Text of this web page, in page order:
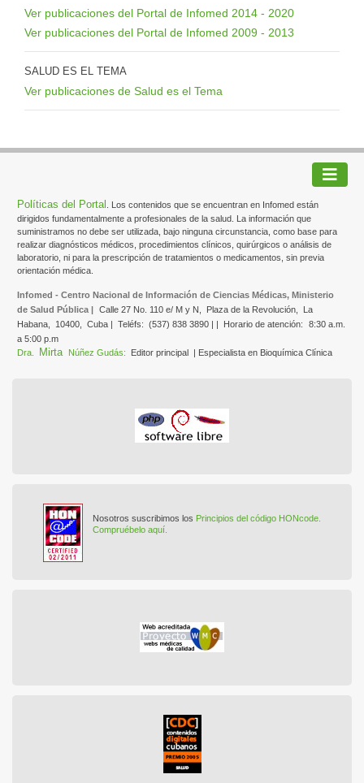
Ver publicaciones del Portal de Infomed 2014 - 2020
Ver publicaciones del Portal de Infomed 2009 - 2013
SALUD ES EL TEMA
Ver publicaciones de Salud es el Tema
Políticas del Portal . Los contenidos que se encuentran en Infomed están
dirigidos fundamentalmente a profesionales de la salud. La información que
suministramos no debe ser utilizada, bajo ninguna circunstancia, como base para
realizar diagnósticos médicos, procedimientos clínicos, quirúrgicos o análisis de
laboratorio, ni para la prescripción de tratamientos o medicamentos, sin previa
orientación médica.
Infomed - Centro Nacional de Información de Ciencias Médicas, Ministerio
de Salud Pública | Calle 27 No. 110 e/ M y N, Plaza de la Revolución,
La
Habana, 10400, Cuba | Teléfs: (537) 838 3890 | | Horario de atención:
8:30 a.m.
a 5:00 p.m
Dra.
Mirta Núñez Gudás: Editor principal | Especialista en Bioquímica Clínica
Nosotros suscribimos los Principios del código HONcode.
Compruébelo aquí.